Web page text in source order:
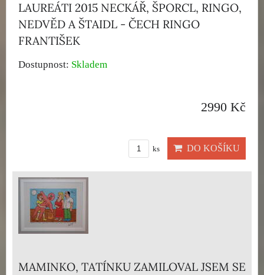
LAUREÁTI 2015 NECKÁŘ, ŠPORCL, RINGO,
NEDVĚD A ŠTAIDL - ČECH RINGO
FRANTIŠEK
Dostupnost: Skladem
2990 Kč
ks DO KOŠÍKU
MAMINKO, TATÍNKU ZAMILOVAL JSEM SE